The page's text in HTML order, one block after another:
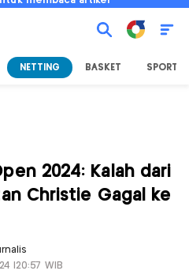
NETTING BASKET SPORT
2024: Kalah dari
Christie Gagal ke
|20:57 WIB